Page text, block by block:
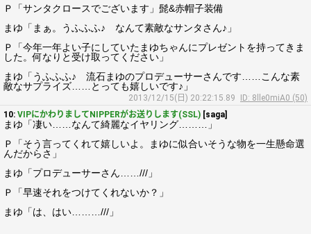
Ｐ「サンタクロースでございます」髭&赤帽子装備
まゆ「まぁ。うふふふ♪ なんて素敵なサンタさん♪」
Ｐ「今年一年よい子にしていたまゆちゃんにプレゼントを持ってきま
した。何なりと受け取ってください」
まゆ「うふふふ♪ 流石まゆのプロデューサーさんです……こんな素
敵なサプライズ……とっても嬉しいです♪」
2013/12/15(日) 20:22:15.89
ID: 8lle0miA0 (50)
10: VIPにかわりましてNIPPERがお送りします(SSL) [saga]
まゆ「凄い……なんて綺麗なイヤリング………」
Ｐ「そう言ってくれて嬉しいよ。まゆに似合いそうな物を一生懸命選
んだからさ」
まゆ「プロデューサーさん……///」
Ｐ「早速それをつけてくれないか？」
まゆ「は、はい………///」